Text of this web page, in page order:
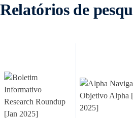
Relatórios de